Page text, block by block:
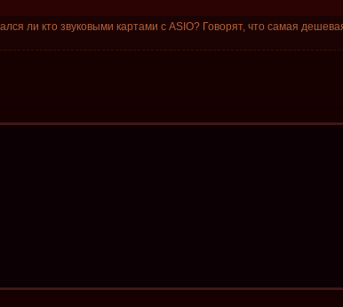
ли кто звуковыми картами с ASIO? Говорят, что самая